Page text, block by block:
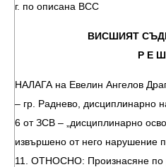
г. по описана ВСС
ВИСШИЯТ
Р Е
НАЛАГА на Евелин Ангелов
– гр. Раднево, дисциплинарно
6 от ЗСВ – „дисциплинарно
извършено от него нарушение
11. ОТНОСНО: Произнасяне по